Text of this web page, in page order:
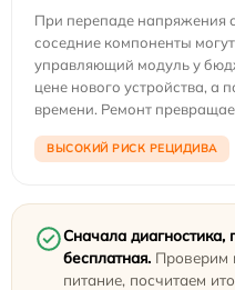
При перепаде напряжения
соседние компоненты
управляющий модуль у
цене нового устройства, а
времени. Ремонт
ВЫСОКИЙ РИСК РЕЦИДИВА
Сначала
бесплатная. Проверим
питание, посчитаем